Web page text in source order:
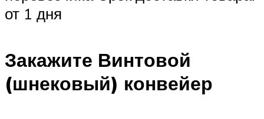
от 1 дня
Закажите Винтовой
(шнековый) конвейер